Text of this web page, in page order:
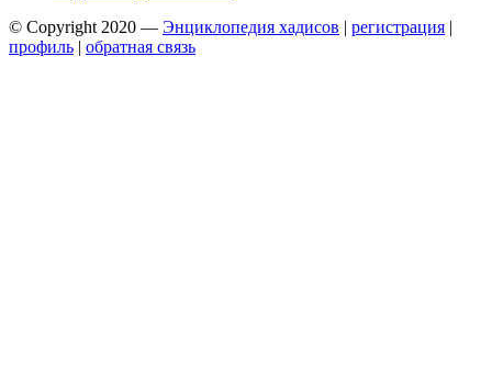
© Copyright 2020 — Энциклопедия хадисов | регистрация |
профиль | обратная связь